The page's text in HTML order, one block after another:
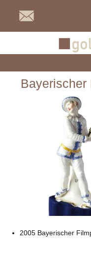
Bayerischer
2005 Bayerischer